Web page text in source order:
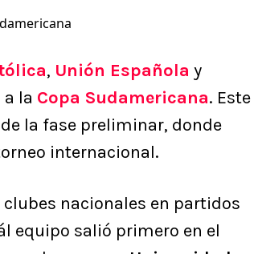
, Unión Española y
la Copa Sudamericana. Este
la fase preliminar, donde
internacional.
nacionales en partidos
equipo salió primero en el